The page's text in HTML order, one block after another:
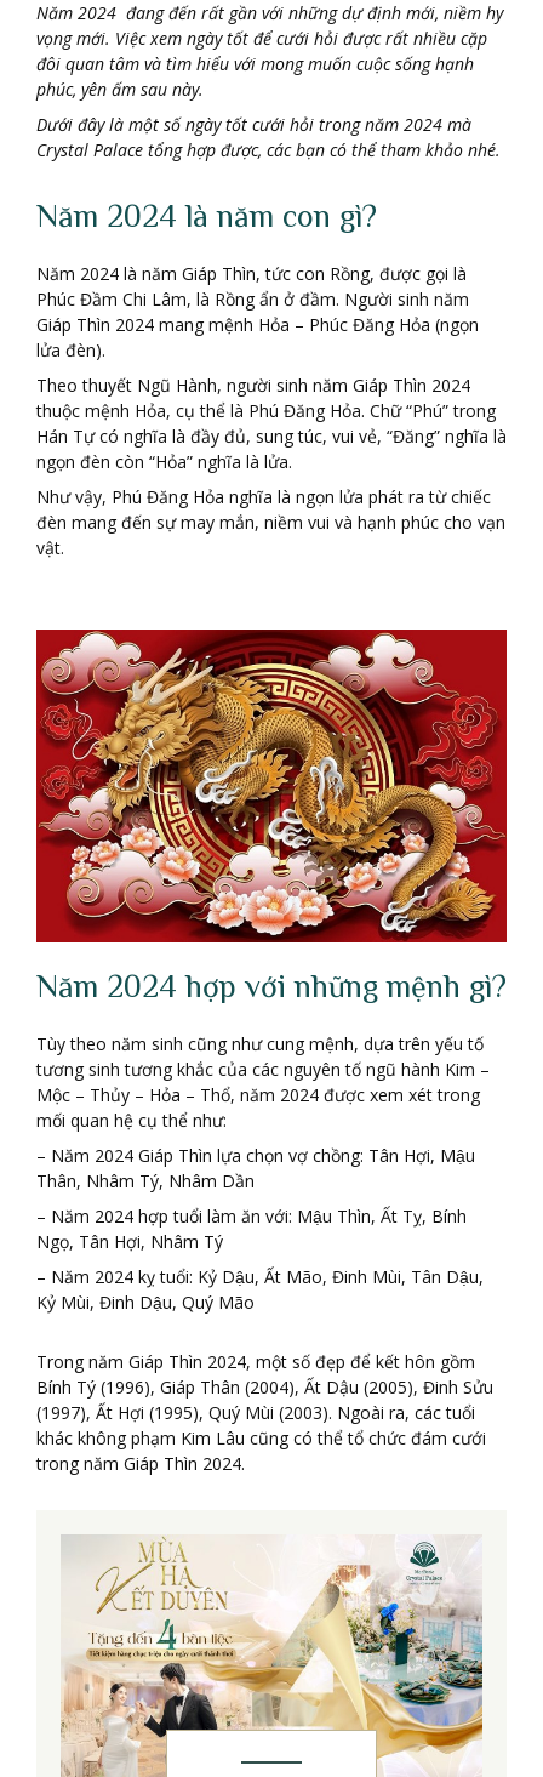
Năm 2024 đang đến rất gần với những dự định mới, niềm hy
vọng mới. Việc xem ngày tốt để cưới hỏi được rất nhiều cặp
đôi quan tâm và tìm hiểu với mong muốn cuộc sống hạnh
phúc, yên ấm sau này.
Dưới đây là một số ngày tốt cưới hỏi trong năm 2024 mà
Crystal Palace tổng hợp được, các bạn có thể tham khảo nhé.
Năm 2024 là năm con gì?
Năm 2024 là năm Giáp Thìn, tức con Rồng, được gọi là
Phúc Đầm Chi Lâm, là Rồng ẩn ở đầm. Người sinh năm
Giáp Thìn 2024 mang mệnh Hỏa – Phúc Đăng Hỏa (ngọn
lửa đèn).
Theo thuyết Ngũ Hành, người sinh năm Giáp Thìn 2024
thuộc mệnh Hỏa, cụ thể là Phú Đăng Hỏa. Chữ “Phú” trong
Hán Tự có nghĩa là đầy đủ, sung túc, vui vẻ, “Đăng” nghĩa là
ngọn đèn còn “Hỏa” nghĩa là lửa.
Như vậy, Phú Đăng Hỏa nghĩa là ngọn lửa phát ra từ chiếc
đèn mang đến sự may mắn, niềm vui và hạnh phúc cho vạn
vật.
Năm 2024 hợp với những mệnh gì?
Tùy theo năm sinh cũng như cung mệnh, dựa trên yếu tố
tương sinh tương khắc của các nguyên tố ngũ hành Kim –
Mộc – Thủy – Hỏa – Thổ, năm 2024 được xem xét trong
mối quan hệ cụ thể như:
– Năm 2024 Giáp Thìn lựa chọn vợ chồng: Tân Hợi, Mậu
Thân, Nhâm Tý, Nhâm Dần
– Năm 2024 hợp tuổi làm ăn với: Mậu Thìn, Ất Tỵ, Bính
Ngọ, Tân Hợi, Nhâm Tý
– Năm 2024 kỵ tuổi: Kỷ Dậu, Ất Mão, Đinh Mùi, Tân Dậu,
Kỷ Mùi, Đinh Dậu, Quý Mão
Trong năm Giáp Thìn 2024, một số đẹp để kết hôn gồm
Bính Tý (1996), Giáp Thân (2004), Ất Dậu (2005), Đinh Sửu
(1997), Ất Hợi (1995), Quý Mùi (2003). Ngoài ra, các tuổi
khác không phạm Kim Lâu cũng có thể tổ chức đám cưới
trong năm Giáp Thìn 2024.